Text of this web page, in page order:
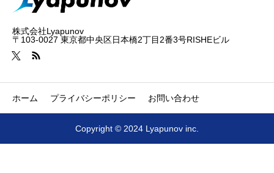
株式会社Lyapunov
〒103-0027 東京都中央区日本橋2丁目2番3号RISHEビル
ホーム プライバシーポリシー お問い合わせ
Copyright © 2024 Lyapunov inc.